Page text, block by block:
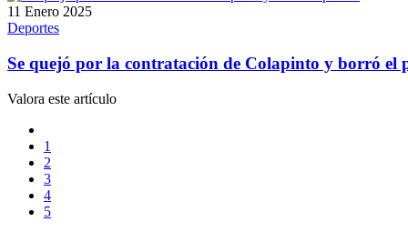
11 Enero 2025
Deportes
Se quejó por la contratación de Colapinto y borró el
Valora este artículo
1
2
3
4
5